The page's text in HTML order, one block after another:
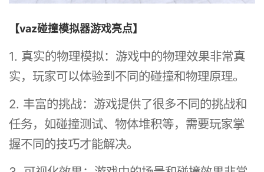
【vaz碰撞模拟器游戏亮点】
1. 真实的物理模拟：游戏中的物理效果非常真
实，玩家可以体验到不同的碰撞和物理原理。
2. 丰富的挑战：游戏提供了很多不同的挑战和
任务，如碰撞测试、物体堆积等，需要玩家掌
握不同的技巧才能解决。